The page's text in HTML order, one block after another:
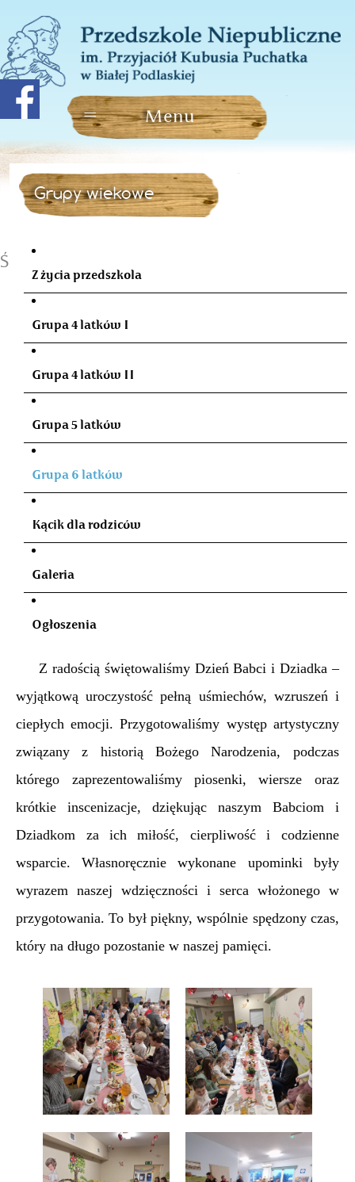
Grupy wiekowe
Święto Babci i Dziadka
Z życia przedszkola
Grupa 4 latków I
Grupa 4 latków II
Grupa 5 latków
Grupa 6 latków
Kącik dla rodziców
Galeria
Ogłoszenia
Z radością świętowaliśmy Dzień Babci i Dziadka –
wyjątkową uroczystość pełną uśmiechów, wzruszeń i
ciepłych emocji. Przygotowaliśmy występ artystyczny
związany z historią Bożego Narodzenia, podczas
którego zaprezentowaliśmy piosenki, wiersze oraz
krótkie inscenizacje, dziękując naszym Babciom i
Dziadkom za ich miłość, cierpliwość i codzienne
wsparcie. Własnoręcznie wykonane upominki były
wyrazem naszej wdzięczności i serca włożonego w
przygotowania. To był piękny, wspólnie spędzony czas,
który na długo pozostanie w naszej pamięci.